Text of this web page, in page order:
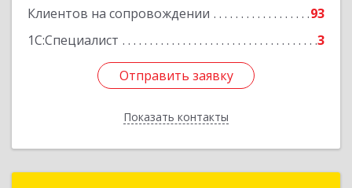
Клиентов на сопровождении
93
1С:Специалист
3
Отправить заявку
Показать контакты
Отправить заявку
Назад